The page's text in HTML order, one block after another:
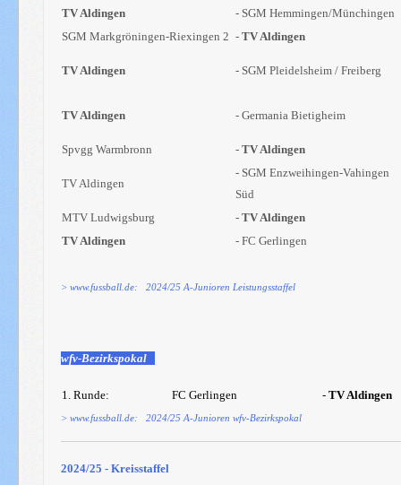
TV Aldingen
- SGM Hemmingen/Münchingen
SGM Markgröningen-Riexingen 2 -TV Aldingen
TV Aldingen - SGM Pleidelsheim / Freiberg
TV Aldingen - Germania Bietigheim
Spvgg Warmbronn -TV Aldingen
TV Aldingen
- SGM Enzweihingen-Vahingen
Süd
MTV Ludwigsburg
-TV Aldingen
TV Aldingen
- FC Gerlingen
> www.fussball.de: 2024/25 A-Junioren Leistungsstaffel
wfv-Bezirkspokal
1. Runde: FC Gerlingen -TV Aldingen
> www.fussball.de: 2024/25 A-Junioren wfv-Bezirkspokal
2024/25 - Kreisstaffel